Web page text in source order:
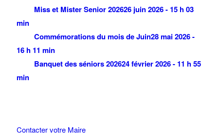
Miss et Mister Senior 202626 juin 2026 - 15 h 03
min
Commémorations du mois de Juin28 mai 2026 -
16 h 11 min
Banquet des séniors 202624 février 2026 - 11 h 55
min
Contacter votre Maire